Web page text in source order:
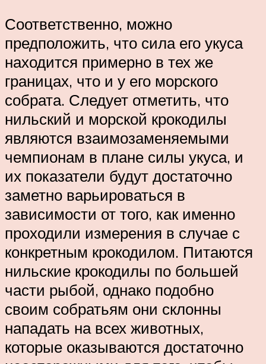
Соответственно, можно
предположить, что сила его укуса
находится примерно в тех же
границах, что и у его морского
собрата. Следует отметить, что
нильский и морской крокодилы
являются взаимозаменяемыми
чемпионам в плане силы укуса, и
их показатели будут достаточно
заметно варьироваться в
зависимости от того, как именно
проходили измерения в случае с
конкретным крокодилом. Питаются
нильские крокодилы по большей
части рыбой, однако подобно
своим собратьям они склонны
нападать на всех животных,
которые оказываются достаточно